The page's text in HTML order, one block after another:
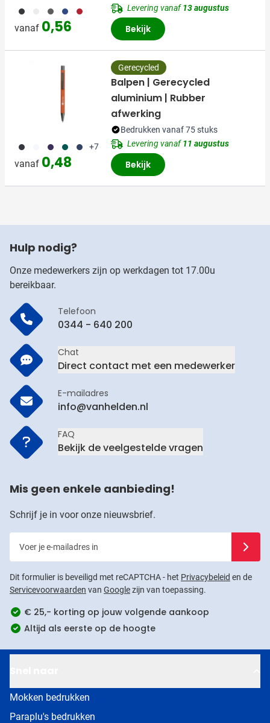
001 003 005 008
vanaf 0,56
Levering vanaf13 augustus
Bekijk
001 024 004 005 +7
vanaf 0,48
Gerecycled
Balpen | Gerecycled
aluminium | Rubber
afwerking
Bedrukken vanaf 75 stuks
Levering vanaf11 augustus
Bekijk
Hulp nodig?
Onze medewerkers zijn op werkdagen tot 17.00u
bereikbaar.
Telefoon
0344 - 640 200
Chat
Direct contact met een medewerker
E-mailadres
info@vanhelden.nl
FAQ
Bekijk de veelgestelde vragen
Mis geen enkele aanbieding!
Schrijf je in voor onze nieuwsbrief.
Dit formulier is beveiligd met reCAPTCHA - het Privacybeleid en de
Servicevoorwaarden van Googlezijn van toepassing.
€ 25,- korting op jouw volgende aankoop
Altijd als eerste op de hoogte
Mokken bedrukken
Paraplu's bedrukken